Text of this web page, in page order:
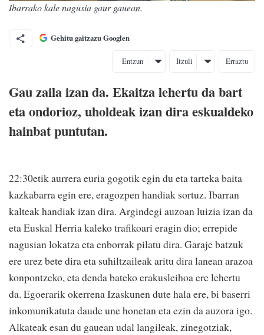
Ibarrako kale nagusia gaur gauean.
Gehitu gaitzazu Googlen
Entzun Itzuli Erraztu
Gau zaila izan da. Ekaitza lehertu da bart
eta ondorioz, uholdeak izan dira eskualdeko
hainbat puntutan.
22:30etik aurrera euria gogotik egin du eta tarteka baita
kazkabarra egin ere, eragozpen handiak sortuz. Ibarran
kalteak handiak izan dira. Argindegi auzoan luizia izan da
eta Euskal Herria kaleko trafikoari eragin dio; errepide
nagusian lokatza eta enborrak pilatu dira. Garaje batzuk
ere urez bete dira eta suhiltzaileak aritu dira lanean arazoa
konpontzeko, eta denda bateko erakusleihoa ere lehertu
da. Egoerarik okerrena Izaskunen dute hala ere, bi baserri
inkomunikatuta daude une honetan eta ezin da auzora igo.
Alkateak esan du gauean udal langileak, zinegotziak,